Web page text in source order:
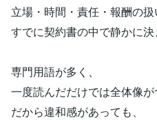
立場・時間・責任・報酬の扱
すでに契約書の中で静かに決
専門用語が多く、
一度読んだだけでは全体像が
だから違和感があっても、